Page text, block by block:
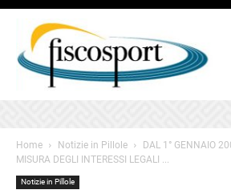
Home Notizie in Pillole
DAL 1° GENNAIO
MISURA DEGLI INTERESSI LEGALI ...
Notizie in Pillole